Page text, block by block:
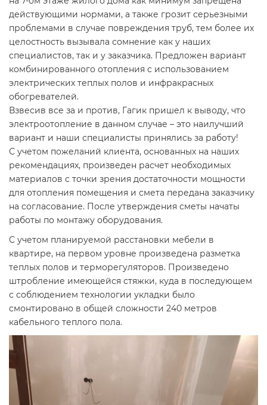
действующими нормами, а также грозит серьезными
проблемами в случае повреждения труб, тем более их
целостность вызывала сомнение как у наших
специалистов, так и у заказчика. Предложен вариант
комбинированного отопления с использованием
электрических теплых полов и инфракрасных
обогревателей.
Взвесив все за и против, Гагик пришел к выводу, что
электроотопление в данном случае – это наилучший
вариант и наши специалисты принялись за работу!
С учетом пожеланий клиента, основанных на наших
рекомендациях, произведен расчет необходимых
материалов с точки зрения достаточности мощности
для отопления помещения и смета передана заказчику
на согласование. После утверждения сметы начаты
работы по монтажу оборудования.
С учетом планируемой расстановки мебели в
квартире, на первом уровне произведена разметка
теплых полов и терморегуляторов. Произведено
штробление имеющейся стяжки, куда в последующем
с соблюдением технологии укладки было
смонтировано в общей сложности 240 метров
кабельного теплого пола.